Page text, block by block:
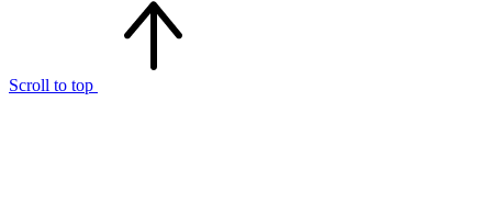
Scroll to top